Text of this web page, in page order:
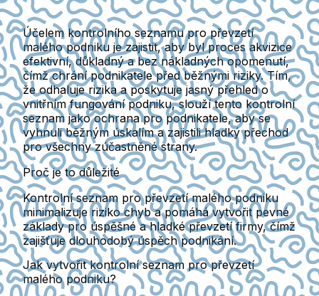
Účelem kontrolního seznamu pro převzetí
malého podniku je zajistit, aby byl proces akvizice
efektivní, důkladný a bez nákladných opomenutí,
čímž chrání podnikatele před běžnými riziky. Tím,
že odhaluje rizika a poskytuje jasný přehled o
vnitřním fungování podniku, slouží tento kontrolní
seznam jako ochrana pro podnikatele, aby se
vyhnuli běžným úskalím a zajistili hladký přechod
pro všechny zúčastněné strany.
Proč je to důležité
Kontrolní seznam pro převzetí malého podniku
minimalizuje riziko chyb a pomáhá vytvořit pevné
základy pro úspěšné a hladké převzetí firmy, čímž
zajišťuje dlouhodobý úspěch podnikání.
Jak vytvořit kontrolní seznam pro převzetí
malého podniku?